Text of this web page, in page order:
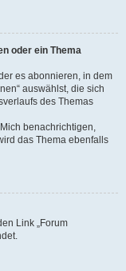
oder ein Thema
es abonnieren, in dem
auswählst, die sich
des Themas
benachrichtigen,
das Thema ebenfalls
Link „Forum